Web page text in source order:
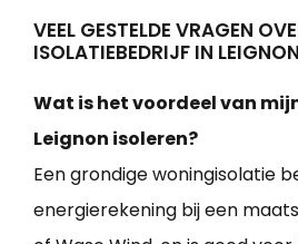
VEEL GESTELDE VRAGEN
ISOLATIEBEDRIJF IN
Wat is het voordeel van
Leignon isoleren?
Een grondige woningisolatie
energierekening bij een